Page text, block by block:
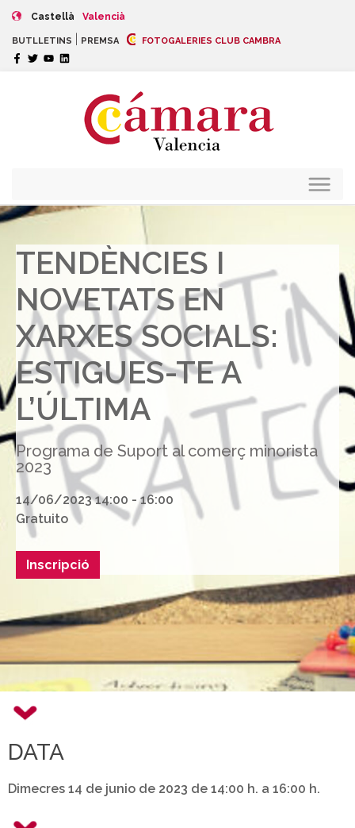
Castellà Valencià
BUTLLETINS PREMSA FOTOGALERIES CLUB CAMBRA
TENDÈNCIES I
NOVETATS EN
XARXES SOCIALS:
ESTIGUES-TE A
L’ÚLTIMA
Programa de Suport al comerç minorista
2023
14/06/2023 14:00 - 16:00
Gratuito
Inscripció
DATA
Dimecres 14 de junio de 2023 de 14:00 h. a 16:00 h.